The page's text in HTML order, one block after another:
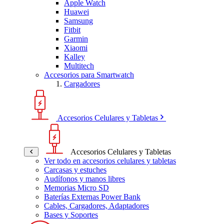
Apple Watch
Huawei
Samsung
Fitbit
Garmin
Xiaomi
Kalley
Multitech
Accesorios para Smartwatch
Cargadores
Accesorios Celulares y Tabletas
Accesorios Celulares y Tabletas
Ver todo en accesorios celulares y tabletas
Carcasas y estuches
Audífonos y manos libres
Memorias Micro SD
Baterías Externas Power Bank
Cables, Cargadores, Adaptadores
Bases y Soportes